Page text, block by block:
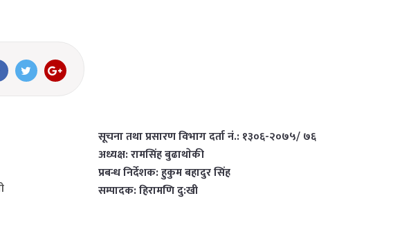
सूचना तथा प्रसारण विभाग दर्ता नं.: १३०६-२०७५/ ७६
अध्यक्ष: रामसिंह बुढाथाेकी
प्रबन्ध निर्देशक: हुकुम बहादुर सिंह
सम्पादक: हिरामणि दु:खी